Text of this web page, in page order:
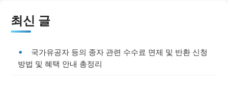
최신 글
국가유공자 등의 종자 관련 수수료 면제 및 반환 신청
방법 및 혜택 안내 총정리